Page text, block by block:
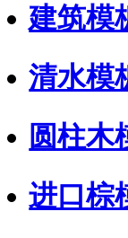
建筑模
清水模
圆柱木
进口棕